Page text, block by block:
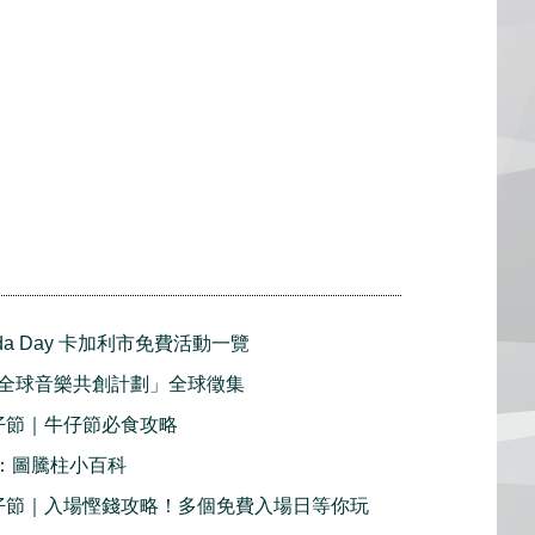
Day 卡加利市免費活動一覽
球音樂共創計劃」全球徵集
｜牛仔節必食攻略
圖騰柱小百科
｜入場慳錢攻略！多個免費入場日等你玩